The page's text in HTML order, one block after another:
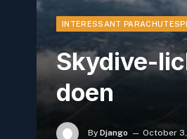
INTERESSANT
Skydive-
doen
By Django October 3,